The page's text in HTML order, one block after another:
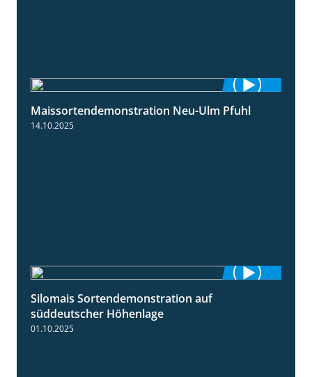
7:10
Maissortendemonstration Neu-Ulm Pfuhl
14.10.2025
Silomais Sortendemonstration auf
süddeutscher Höhenlage
01.10.2025